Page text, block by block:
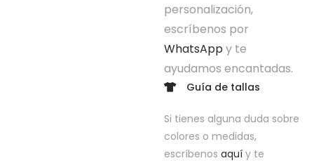
personalización,
escríbenos por
WhatsAppy te
ayudamos encantadas.
Guía de tallas
Si tienes alguna duda sobre
colores o medidas,
escríbenos aquíy te